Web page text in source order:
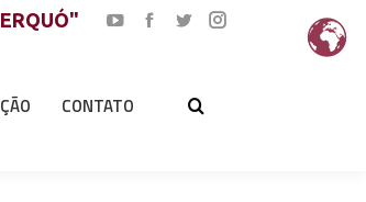
YouTube
in
Facebook
Twitter
in
Instagram
CONTATO